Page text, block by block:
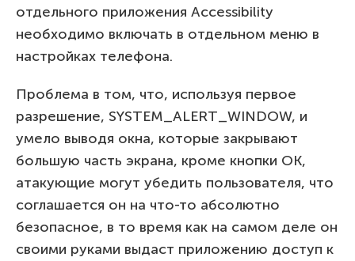
отдельного приложения Accessibility
необходимо включать в отдельном меню в
настройках телефона.
Проблема в том, что, используя первое
разрешение, SYSTEM_ALERT_WINDOW, и
умело выводя окна, которые закрывают
большую часть экрана, кроме кнопки OK,
атакующие могут убедить пользователя, что
соглашается он на что-то абсолютно
безопасное, в то время как на самом деле он
своими руками выдаст приложению доступ к